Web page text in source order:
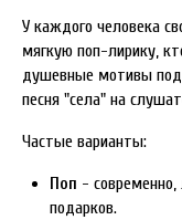
У каждого человека
мягкую поп-лирику,
душевные мотивы
песня "села" на
Частые варианты:
Поп -
подарков.